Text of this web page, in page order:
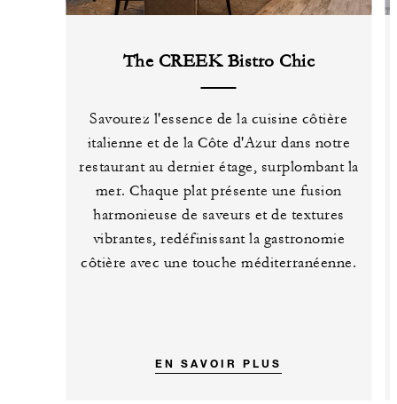
The CREEK Bistro Chic
Savourez l'essence de la cuisine côtière
italienne et de la Côte d'Azur dans notre
restaurant au dernier étage, surplombant la
mer. Chaque plat présente une fusion
harmonieuse de saveurs et de textures
vibrantes, redéfinissant la gastronomie
côtière avec une touche méditerranéenne.
EN SAVOIR PLUS